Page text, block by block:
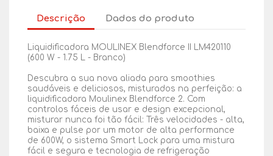
Descrição Dados do produto
Liquidificadora MOULINEX Blendforce II LM420110
(600 W - 1.75 L - Branco)
Descubra a sua nova aliada para smoothies
saudáveis e deliciosos, misturados na perfeição: a
liquidificadora Moulinex Blendforce 2. Com
controlos fáceis de usar e design excepcional,
misturar nunca foi tão fácil: Três velocidades - alta,
baixa e pulse por um motor de alta performance
de 600W, o sistema Smart Lock para uma mistura
fácil e segura e tecnologia de refrigeração